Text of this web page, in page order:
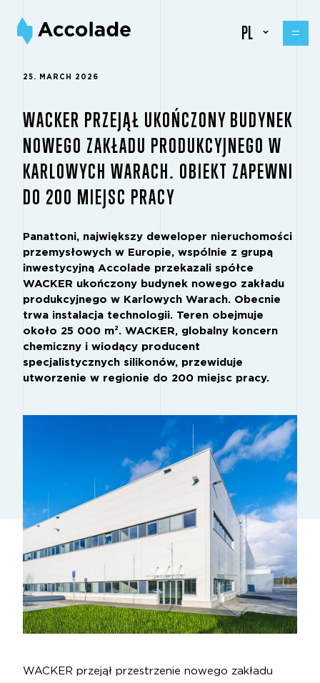
PL
25. MARCH 2026
WACKER PRZEJĄŁ UKOŃCZONY BUDYNEK
NOWEGO ZAKŁADU PRODUKCYJNEGO W
KARLOWYCH WARACH. OBIEKT ZAPEWNI
DO 200 MIEJSC PRACY
Panattoni, największy deweloper nieruchomości
przemysłowych w Europie, wspólnie z grupą
inwestycyjną Accolade przekazali spółce
WACKER ukończony budynek nowego zakładu
produkcyjnego w Karlowych Warach. Obecnie
trwa instalacja technologii. Teren obejmuje
około 25 000 m². WACKER, globalny koncern
chemiczny i wiodący producent
specjalistycznych silikonów, przewiduje
utworzenie w regionie do 200 miejsc pracy.
WACKER przejął przestrzenie nowego zakładu